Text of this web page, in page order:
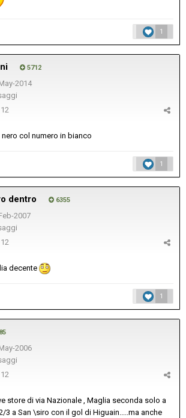
1
5712
2014
col numero in bianco
1
dentro 6355
2007
decente
1
2006
store di via Nazionale , Maglia seconda solo a
3 a San \siro con il gol di Higuain.....ma anche